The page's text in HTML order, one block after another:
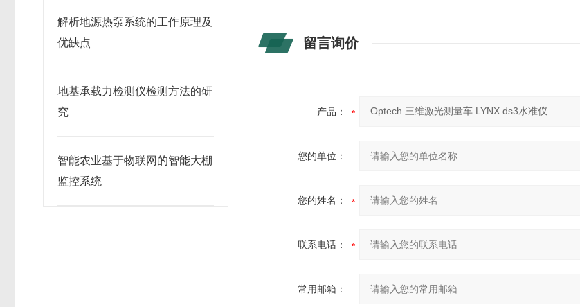
解析地源热泵系统的工作原理及
优缺点
地基承载力检测仪检测方法的研
究
智能农业基于物联网的智能大棚
监控系统
留言询价
产品：
您的单位：
您的姓名：
联系电话：
常用邮箱：